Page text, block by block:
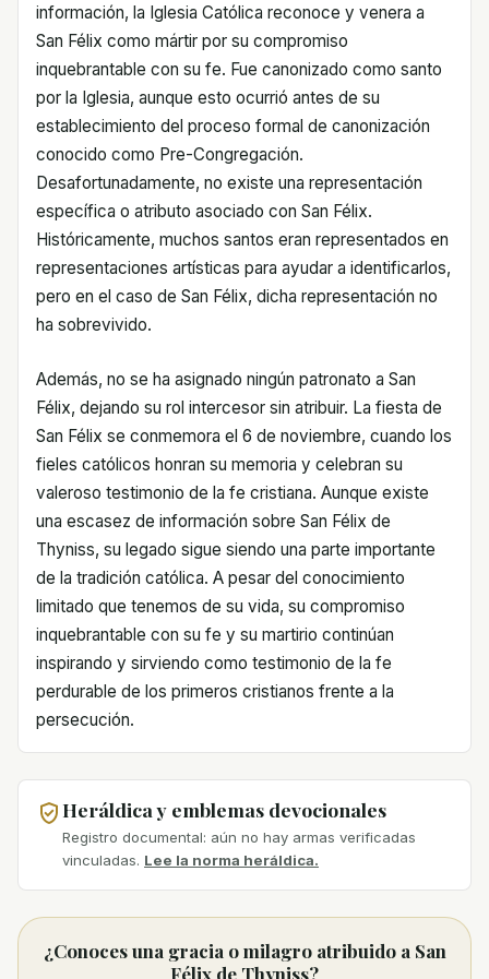
información, la Iglesia Católica reconoce y venera a
San Félix como mártir por su compromiso
inquebrantable con su fe. Fue canonizado como santo
por la Iglesia, aunque esto ocurrió antes de su
establecimiento del proceso formal de canonización
conocido como Pre-Congregación.
Desafortunadamente, no existe una representación
específica o atributo asociado con San Félix.
Históricamente, muchos santos eran representados en
representaciones artísticas para ayudar a identificarlos,
pero en el caso de San Félix, dicha representación no
ha sobrevivido.
Además, no se ha asignado ningún patronato a San
Félix, dejando su rol intercesor sin atribuir. La fiesta de
San Félix se conmemora el 6 de noviembre, cuando los
fieles católicos honran su memoria y celebran su
valeroso testimonio de la fe cristiana. Aunque existe
una escasez de información sobre San Félix de
Thyniss, su legado sigue siendo una parte importante
de la tradición católica. A pesar del conocimiento
limitado que tenemos de su vida, su compromiso
inquebrantable con su fe y su martirio continúan
inspirando y sirviendo como testimonio de la fe
perdurable de los primeros cristianos frente a la
persecución.
Heráldica y emblemas devocionales
Registro documental: aún no hay armas verificadas
vinculadas. Lee la norma heráldica.
¿Conoces una gracia o milagro atribuido a San
Félix de Thyniss?